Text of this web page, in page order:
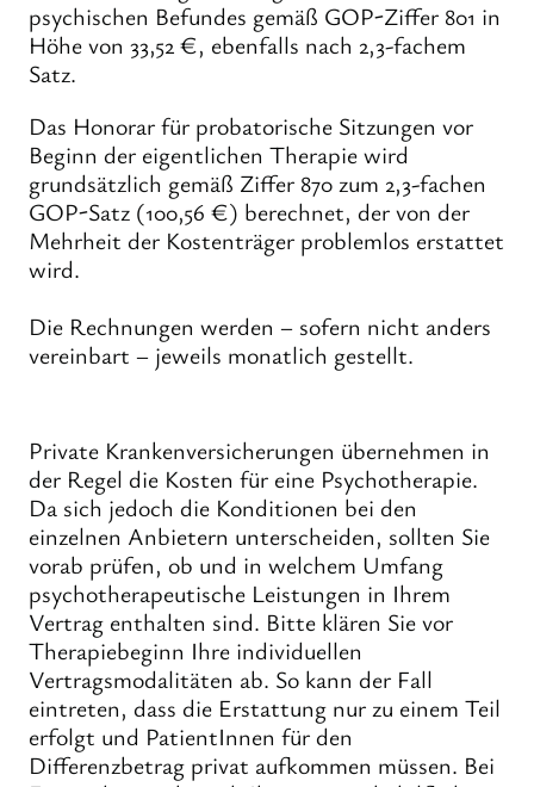
psychischen Befundes gemäß GOP-Ziffer 801 in
Höhe von 33,52 €, ebenfalls nach 2,3-fachem
Satz.
Das Honorar für probatorische Sitzungen vor
Beginn der eigentlichen Therapie wird
grundsätzlich gemäß Ziffer 870 zum 2,3-fachen
GOP-Satz (100,56 €) berechnet, der von der
Mehrheit der Kostenträger problemlos erstattet
wird.
Die Rechnungen werden – sofern nicht anders
vereinbart – jeweils monatlich gestellt.
Private Krankenversicherungen übernehmen in
der Regel die Kosten für eine Psychotherapie.
Da sich jedoch die Konditionen bei den
einzelnen Anbietern unterscheiden, sollten Sie
vorab prüfen, ob und in welchem Umfang
psychotherapeutische Leistungen in Ihrem
Vertrag enthalten sind. Bitte klären Sie vor
Therapiebeginn Ihre individuellen
Vertragsmodalitäten ab. So kann der Fall
eintreten, dass die Erstattung nur zu einem Teil
erfolgt und PatientInnen für den
Differenzbetrag privat aufkommen müssen. Bei